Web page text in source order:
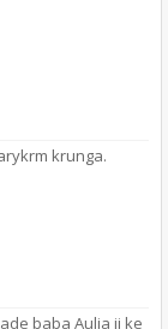
krunga.
baba Aulia ji ke